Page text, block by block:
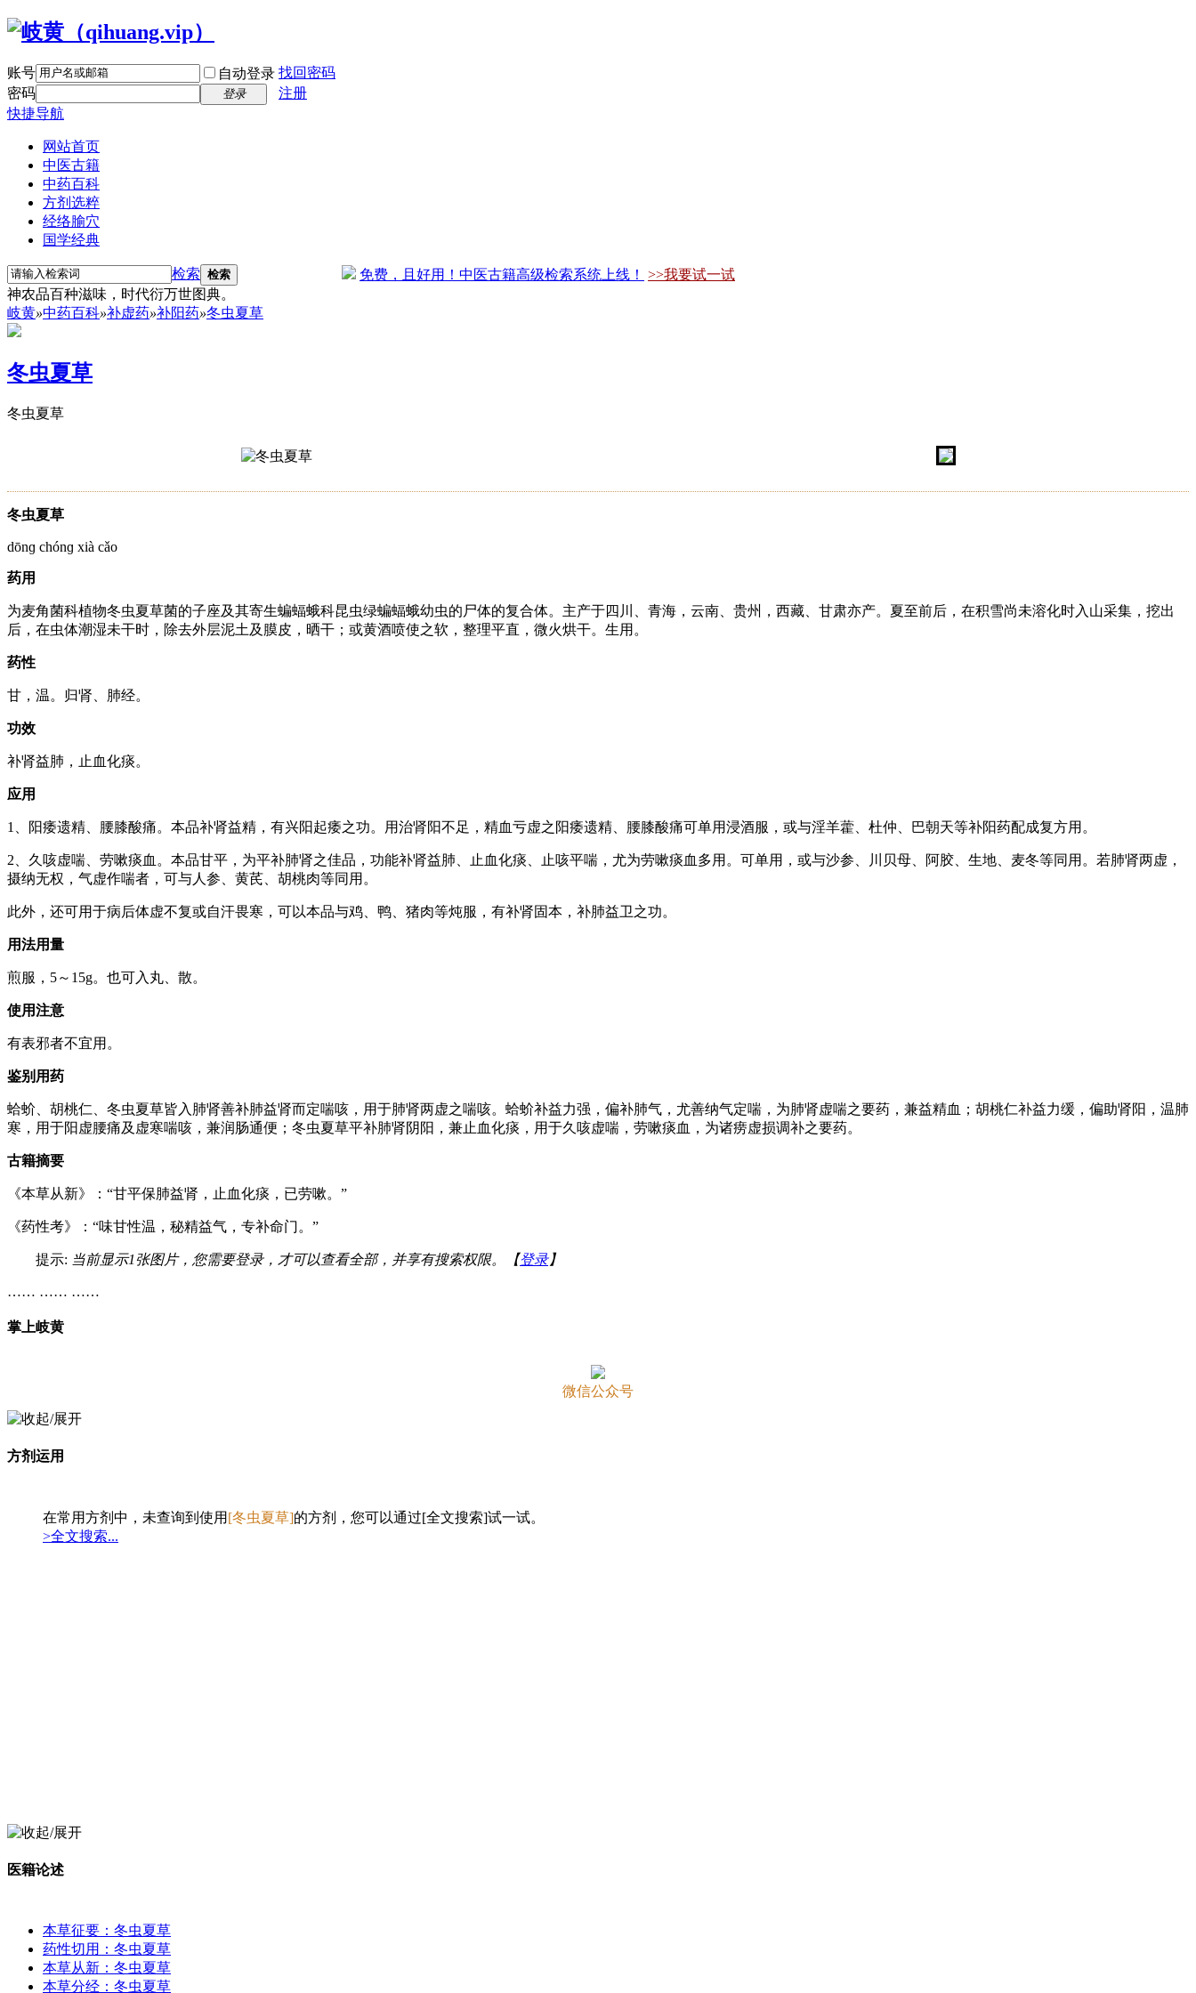
账号 自动登录 找回密码
密码
登录
注册
快捷导航
网站首页
中医古籍
中药百科
方剂选粹
经络腧穴
国学经典
检索 检索 免费，且好用！中医古籍高级检索系统上线！
>>我要试一试
神农品百种滋味，时代衍万世图典。
岐黄»中药百科»补虚药»补阳药»冬虫夏草
冬虫夏草
冬虫夏草
冬虫夏草
dōnɡ chónɡ xià cǎo
药用
为麦角菌科植物冬虫夏草菌的子座及其寄生蝙蝠蛾科昆虫绿蝙蝠蛾幼虫的尸体的复合体。主产于四川、青海，云南、贵州，西藏、甘肃亦产。夏至前后，在积雪尚未溶化时入山采集，挖出
后，在虫体潮湿未干时，除去外层泥土及膜皮，晒干；或黄酒喷使之软，整理平直，微火烘干。生用。
药性
甘，温。归肾、肺经。
功效
补肾益肺，止血化痰。
应用
1、阳痿遗精、腰膝酸痛。本品补肾益精，有兴阳起痿之功。用治肾阳不足，精血亏虚之阳痿遗精、腰膝酸痛可单用浸酒服，或与淫羊藿、杜仲、巴朝天等补阳药配成复方用。
2、久咳虚喘、劳嗽痰血。本品甘平，为平补肺肾之佳品，功能补肾益肺、止血化痰、止咳平喘，尤为劳嗽痰血多用。可单用，或与沙参、川贝母、阿胶、生地、麦冬等同用。若肺肾两虚，
摄纳无权，气虚作喘者，可与人参、黄芪、胡桃肉等同用。
此外，还可用于病后体虚不复或自汗畏寒，可以本品与鸡、鸭、猪肉等炖服，有补肾固本，补肺益卫之功。
用法用量
煎服，5～15g。也可入丸、散。
使用注意
有表邪者不宜用。
鉴别用药
蛤蚧、胡桃仁、冬虫夏草皆入肺肾善补肺益肾而定喘咳，用于肺肾两虚之喘咳。蛤蚧补益力强，偏补肺气，尤善纳气定喘，为肺肾虚喘之要药，兼益精血；胡桃仁补益力缓，偏助肾阳，温肺
寒，用于阳虚腰痛及虚寒喘咳，兼润肠通便；冬虫夏草平补肺肾阴阳，兼止血化痰，用于久咳虚喘，劳嗽痰血，为诸痨虚损调补之要药。
古籍摘要
《本草从新》：“甘平保肺益肾，止血化痰，已劳嗽。”
《药性考》：“味甘性温，秘精益气，专补命门。”
提示: 当前显示1张图片，您需要登录，才可以查看全部，并享有搜索权限。【登录】
…… …… ……
掌上岐黄
微信公众号
方剂运用
在常用方剂中，未查询到使用 [冬虫夏草]的方剂，您可以通过[全文搜索]试一试。
>全文搜索...
医籍论述
本草征要：冬虫夏草
药性切用：冬虫夏草
本草从新：冬虫夏草
本草分经：冬虫夏草